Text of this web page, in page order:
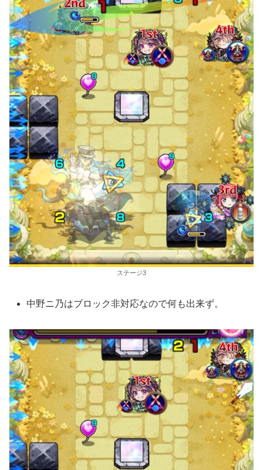
ステージ3
中野ニ乃はブロック非対応なので何も出来ず。